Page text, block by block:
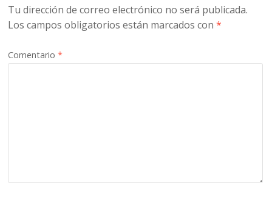
Tu dirección de correo electrónico no será publicada.
Los campos obligatorios están marcados con*
Comentario*